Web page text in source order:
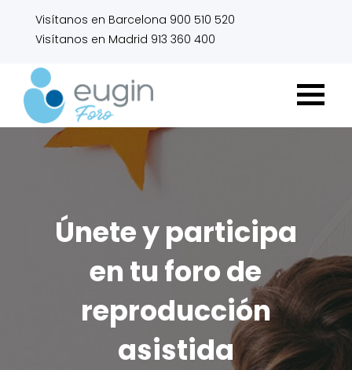
Visítanos en Barcelona 900 510 520
Visítanos en Madrid 913 360 400
Únete y participa
en tu foro de
reproducción
asistida